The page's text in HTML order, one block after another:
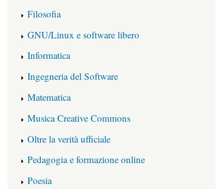
Filosofia
GNU/Linux e software libero
Informatica
Ingegneria del Software
Matematica
Musica Creative Commons
Oltre la verità ufficiale
Pedagogia e formazione online
Poesia